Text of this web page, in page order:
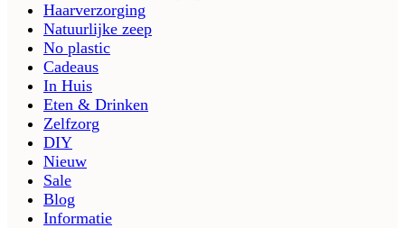
Haarverzorging
Natuurlijke zeep
No plastic
Cadeaus
In Huis
Eten & Drinken
Zelfzorg
DIY
Nieuw
Sale
Blog
Informatie